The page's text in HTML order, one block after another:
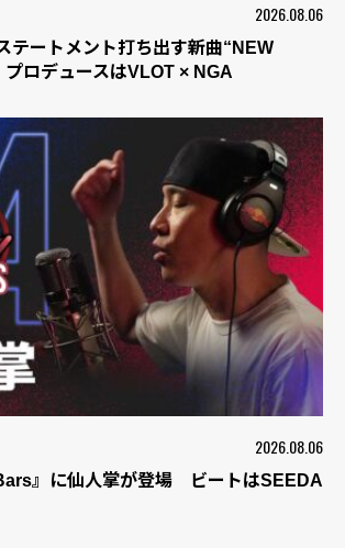
2026.08.06
テートメント打ち出す新曲“NEW
ロデュースはVLOT × NGA
2026.08.06
』に仙人掌が登場 ビートはSEEDA